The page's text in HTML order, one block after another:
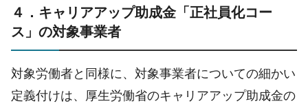
４．キャリアアップ助成金「正社員化コー
ス」の対象事業者
対象労働者と同様に、対象事業者についての細かい
定義付けは、厚生労働省のキャリアアップ助成金の